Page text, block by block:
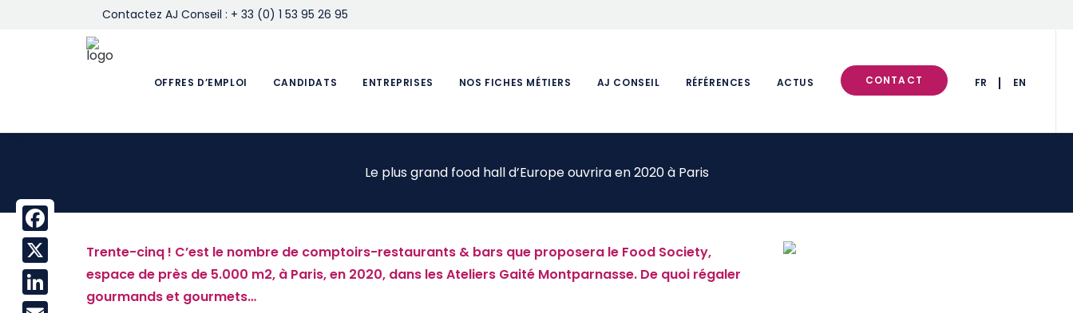
Contactez AJ Conseil : + 33 (0) 1 53 95 26 95
OFFRES D’EMPLOI CANDIDATS ENTREPRISES NOS FICHES MÉTIERS AJ CONSEIL RÉFÉRENCES ACTUS CONTACT FR EN
Le plus grand food hall d’Europe ouvrira en 2020 à Paris
Trente-cinq ! C’est le nombre de comptoirs-restaurants & bars que proposera le Food Society,
espace de près de 5.000 m2, à Paris, en 2020, dans les Ateliers Gaité Montparnasse. De quoi régaler
gourmands et gourmets…
Facebook
X
LinkedIn